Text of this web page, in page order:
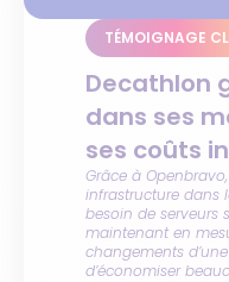
TÉMOIGNAGE
Decathlon
dans ses
ses coûts
Grâce à
infrastructure dans
besoin de serveurs
maintenant en
changements
d’économiser